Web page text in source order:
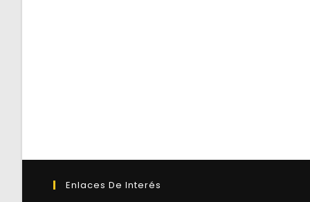
Enlaces De Interés